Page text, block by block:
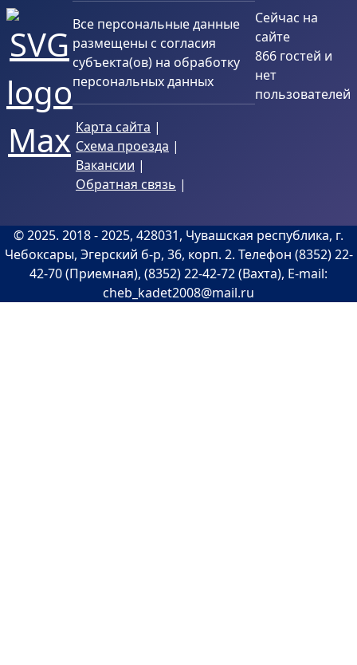
Все персональные данные
размещены с согласия
субъекта(ов) на обработку
персональных данных
Карта сайта |
Схема проезда |
Вакансии |
Обратная связь |
Сейчас на
сайте
866 гостей и
нет
пользователей
©2025. 2018 -2025, 428031, Чувашская республика, г.
Чебоксары, Эгерский б-р, 36, корп. 2. Телефон (8352) 22-
42-70 (Приемная), (8352) 22-42-72 (Вахта), E-mail:
cheb_kadet2008@mail.ru